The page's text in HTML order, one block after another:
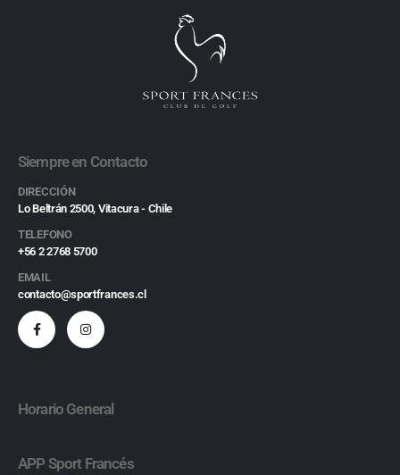
Siempre en Contacto
DIRECCIÓN
Lo Beltrán 2500, Vitacura - Chile
TELEFONO
+56 2 2768 5700
EMAIL
contacto@sportfrances.cl
Horario General
APP Sport Francés